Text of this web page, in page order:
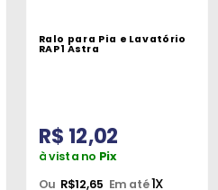
Ralo para Pia e Lavatório
RAP1 Astra
R$ 12,02
à vista no Pix
Ou R$12,65 Em até1X